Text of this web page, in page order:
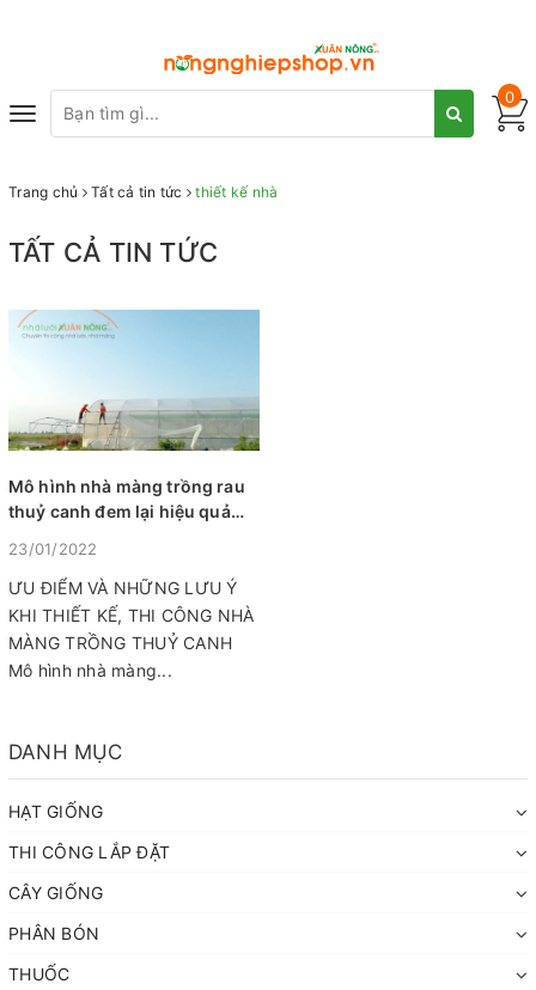
Toggle
0
Trang chủ Tất cả tin tức thiết kế nhà
TẤT CẢ TIN TỨC
Mô hình nhà màng trồng rau
thuỷ canh đem lại hiệu quả
23/01/2022
ƯU ĐIỂM VÀ NHỮNG LƯU Ý
KHI THIẾT KẾ, THI CÔNG NHÀ
MÀNG TRỒNG THUỶ CANH
Mô hình nhà màng...
DANH MỤC
HẠT GIỐNG
THI CÔNG LẮP ĐẶT
CÂY GIỐNG
PHÂN BÓN
THUỐC